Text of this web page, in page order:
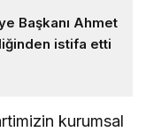
Başkanı Ahmet
istifa etti
kurumsal